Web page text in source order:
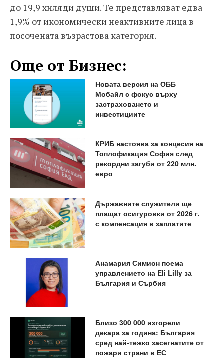
до 19,9 хиляди души. Те представляват едва
1,9% от икономически неактивните лица в
посочената възрастова категория.
Още от Бизнес:
Новата версия на ОББ
Мобайл с фокус върху
застраховането и
инвестициите
КРИБ настоява за концесия на
Топлофикация София след
рекордни загуби от 220 млн.
евро
Държавните служители ще
плащат осигуровки от 2026 г.
с компенсация в заплатите
Анамария Симион поема
управлението на Eli Lilly за
България и Сърбия
Близо 300 000 изгорели
декара за година: България
сред най-тежко засегнатите от
пожари страни в ЕС